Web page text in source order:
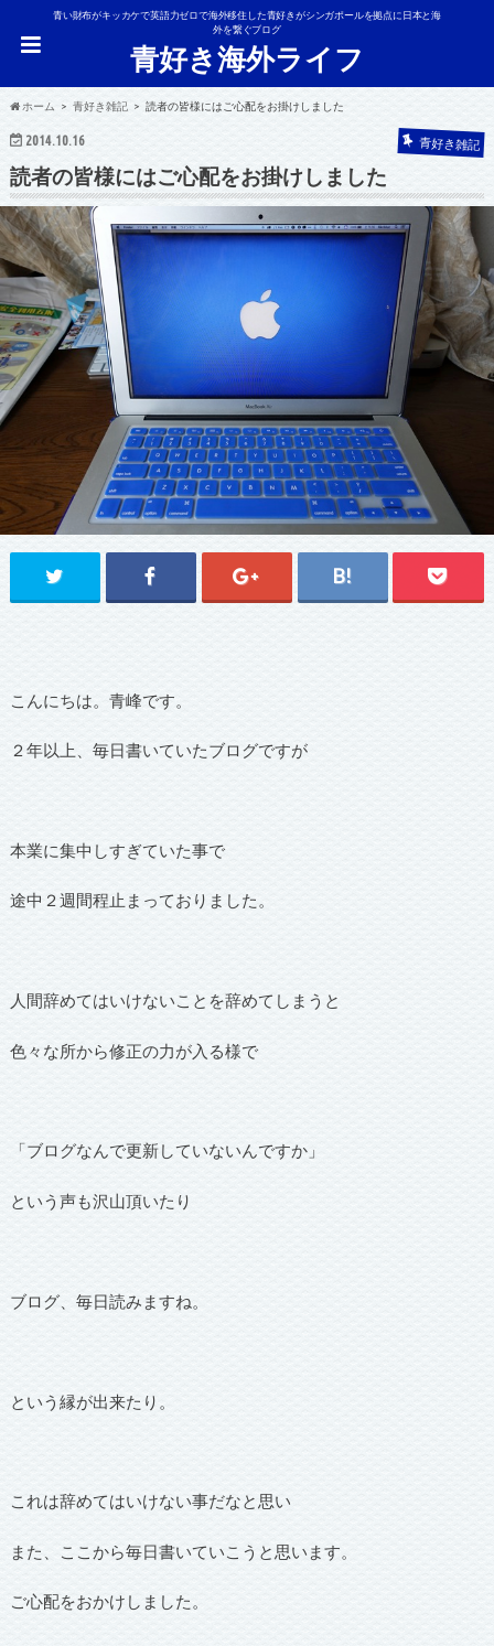
青い財布がキッカケで英語力ゼロで海外移住した青好きがシンガポールを拠点に日本と海
外を繋ぐブログ
青好き海外ライフ
ホーム 青好き雑記 読者の皆様にはご心配をお掛けしました
2014.10.16 青好き雑記
読者の皆様にはご心配をお掛けしました
こんにちは。青峰です。
２年以上、毎日書いていたブログですが
本業に集中しすぎていた事で
途中２週間程止まっておりました。
人間辞めてはいけないことを辞めてしまうと
色々な所から修正の力が入る様で
「ブログなんで更新していないんですか」
という声も沢山頂いたり
ブログ、毎日読みますね。
という縁が出来たり。
これは辞めてはいけない事だなと思い
また、ここから毎日書いていこうと思います。
ご心配をおかけしました。